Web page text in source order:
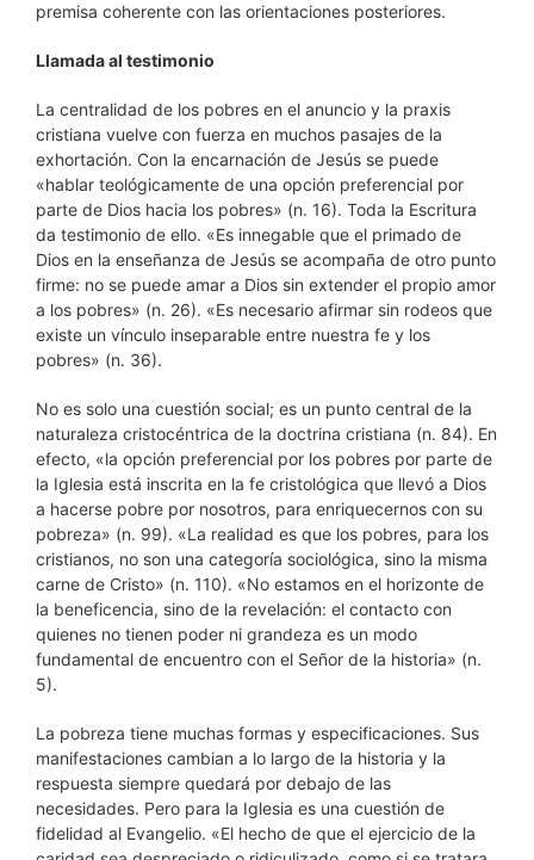
premisa coherente con las orientaciones posteriores.
Llamada al testimonio
La centralidad de los pobres en el anuncio y la praxis
cristiana vuelve con fuerza en muchos pasajes de la
exhortación. Con la encarnación de Jesús se puede
«hablar teológicamente de una opción preferencial por
parte de Dios hacia los pobres» (n. 16). Toda la Escritura
da testimonio de ello. «Es innegable que el primado de
Dios en la enseñanza de Jesús se acompaña de otro punto
firme: no se puede amar a Dios sin extender el propio amor
a los pobres» (n. 26). «Es necesario afirmar sin rodeos que
existe un vínculo inseparable entre nuestra fe y los
pobres» (n. 36).
No es solo una cuestión social; es un punto central de la
naturaleza cristocéntrica de la doctrina cristiana (n. 84). En
efecto, «la opción preferencial por los pobres por parte de
la Iglesia está inscrita en la fe cristológica que llevó a Dios
a hacerse pobre por nosotros, para enriquecernos con su
pobreza» (n. 99). «La realidad es que los pobres, para los
cristianos, no son una categoría sociológica, sino la misma
carne de Cristo» (n. 110). «No estamos en el horizonte de
la beneficencia, sino de la revelación: el contacto con
quienes no tienen poder ni grandeza es un modo
fundamental de encuentro con el Señor de la historia» (n.
5).
La pobreza tiene muchas formas y especificaciones. Sus
manifestaciones cambian a lo largo de la historia y la
respuesta siempre quedará por debajo de las
necesidades. Pero para la Iglesia es una cuestión de
fidelidad al Evangelio. «El hecho de que el ejercicio de la